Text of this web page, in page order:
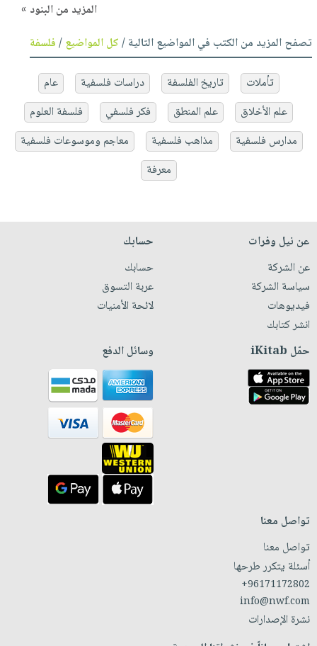
المزيد من البنود »
تصفح المزيد من الكتب في المواضيع التالية /كل المواضيع/فلسفة
تأملات تاريخ الفلسفة دراسات فلسفية
عام
علم الأخلاق
علم المنطق فكر فلسفي
فلسفة العلوم
مدارس فلسفية
مذاهب فلسفية
معاجم وموسوعات فلسفية
معرفة
عن نيل وفرات
عن الشركة
سياسة الشركة
فيديوهات
انشر كتابك
حسابك
حسابك
عربة التسوق
لائحة الأمنيات
حمّل iKitab وسائل الدفع
تواصل معنا
تواصل معنا
أسئلة يتكرر طرحها
+96171172802
info@nwf.com
نشرة الإصدارات